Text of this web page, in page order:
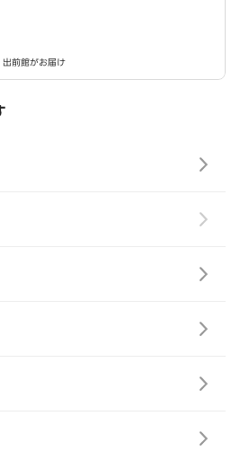
出前館がお届け